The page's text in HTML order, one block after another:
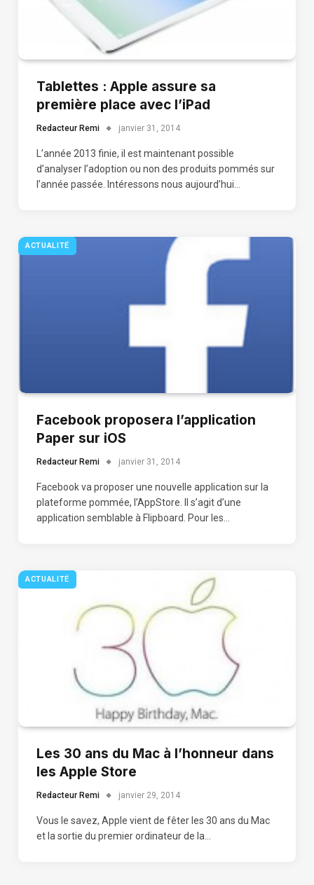
Tablettes : Apple assure sa
première place avec l’iPad
Redacteur Remi janvier 31, 2014
L’année 2013 finie, il est maintenant possible
d’analyser l’adoption ou non des produits pommés sur
l’année passée. Intéressons nous aujourd’hui…
ACTUALITÉ
Facebook proposera l’application
Paper sur iOS
Redacteur Remi janvier 31, 2014
Facebook va proposer une nouvelle application sur la
plateforme pommée, l’AppStore. Il s’agit d’une
application semblable à Flipboard. Pour les…
ACTUALITÉ
Les 30 ans du Mac à l’honneur dans
les Apple Store
Redacteur Remi janvier 29, 2014
Vous le savez, Apple vient de fêter les 30 ans du Mac
et la sortie du premier ordinateur de la…